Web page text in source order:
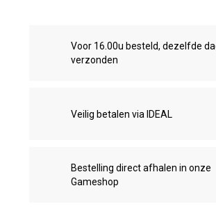
Voor 16.00u besteld, dezelfde
verzonden
Veilig betalen via IDEAL
Bestelling direct afhalen in onze
Gameshop